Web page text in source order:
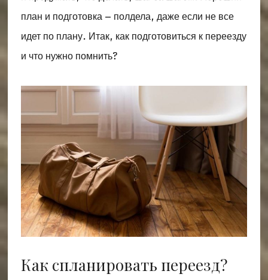
план и подготовка – полдела, даже если не все
идет по плану. Итак, как подготовиться к переезду
и что нужно помнить?
Как спланировать переезд?